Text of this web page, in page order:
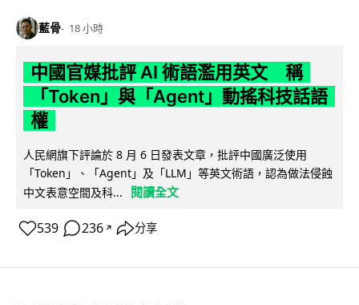
藍骨 18 小時
中國官媒批評 AI 術語濫用英文 稱
「Token」與「Agent」動搖科技話語
權
人民網旗下評論於 8 月 6 日發表文章，批評中國廣泛使用
「Token」、「Agent」及「LLM」等英文術語，認為做法侵蝕
中文表意空間及科...
閱讀全文
539 236 ↗ 分享